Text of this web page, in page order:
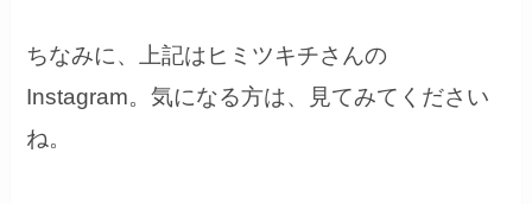
ちなみに、上記はヒミツキチさんの
Instagram。気になる方は、見てみてください
ね。